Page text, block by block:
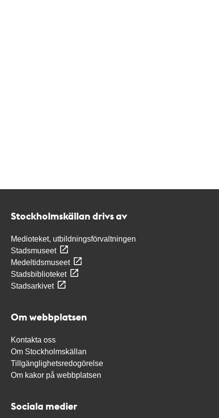
Stockholmskällan drivs av
Medioteket, utbildningsförvaltningen
Stadsmuseet
Medeltidsmuseet
Stadsbiblioteket
Stadsarkivet
Om webbplatsen
Kontakta oss
Om Stockholmskällan
Tillgänglighetsredogörelse
Om kakor på webbplatsen
Sociala medier